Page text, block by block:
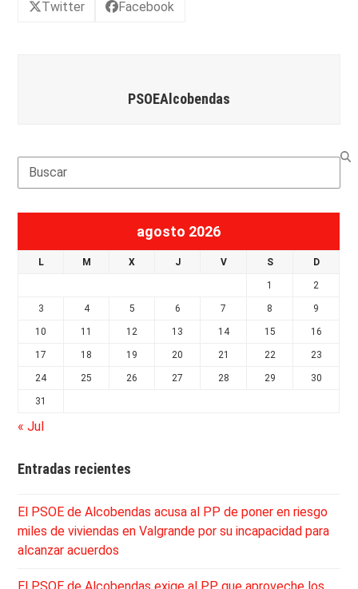
Twitter Facebook
PSOEAlcobendas
Search
agosto 2026
L M X J V S D
1 2
3 4 5 6 7 8 9
10 11 12 13 14 15 16
17 18 19 20 21 22 23
24 25 26 27 28 29 30
31
« Jul
Entradas recientes
El PSOE de Alcobendas acusa al PP de poner en riesgo
miles de viviendas en Valgrande por su incapacidad para
alcanzar acuerdos